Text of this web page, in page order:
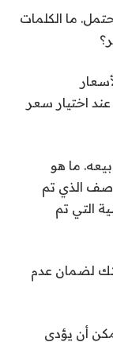
ما الكلمات
اختيار سعر
ما هو
الذي تم
التي تم
لضمان عدم
أن يؤدي